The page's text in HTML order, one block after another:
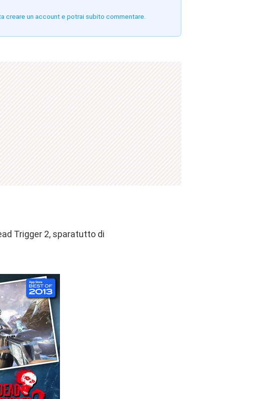
creare un account e potrai subito commentare.
Trigger 2, sparatutto di